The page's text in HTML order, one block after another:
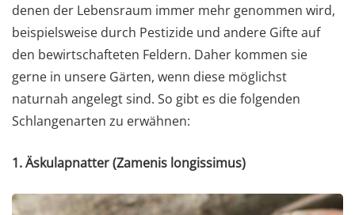
denen der Lebensraum immer mehr genommen wird,
beispielsweise durch Pestizide und andere Gifte auf
den bewirtschafteten Feldern. Daher kommen sie
gerne in unsere Gärten, wenn diese möglichst
naturnah angelegt sind. So gibt es die folgenden
Schlangenarten zu erwähnen:
1. Äskulapnatter (Zamenis longissimus)